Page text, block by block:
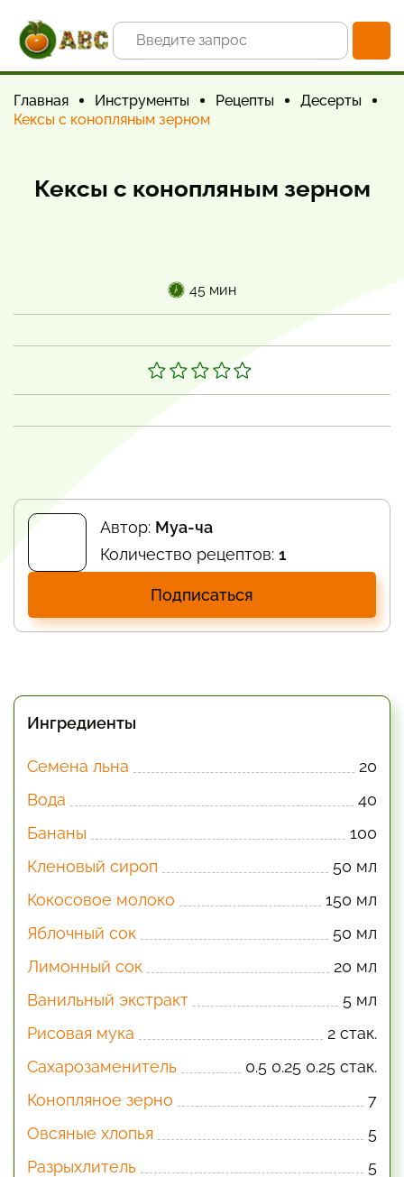
Главная Инструменты Рецепты
Десерты
Кексы с конопляным зерном
Кексы с конопляным зерном
45 мин
Автор: Mya-чa
Количество рецептов: 1
Подписаться
Ингредиенты
Семена льна
20
Вода
40
Бананы
100
Кленовый сироп
50 мл
Кокосовое молоко
150 мл
Яблочный сок
50 мл
Лимонный сок
20 мл
Ванильный экстракт
5 мл
Рисовая мука
2 стак.
Сахарозаменитель
0.5 0.25 0.25 стак.
Конопляное зерно
7
Овсяные хлопья
5
Разрыхлитель
5